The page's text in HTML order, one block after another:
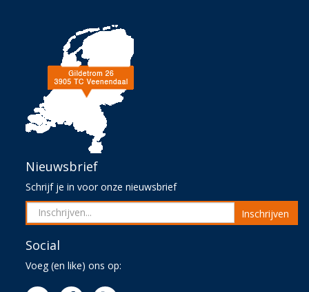
Nieuwsbrief
Schrijf je in voor onze nieuwsbrief
Inschrijven
Social
Voeg (en like) ons op: